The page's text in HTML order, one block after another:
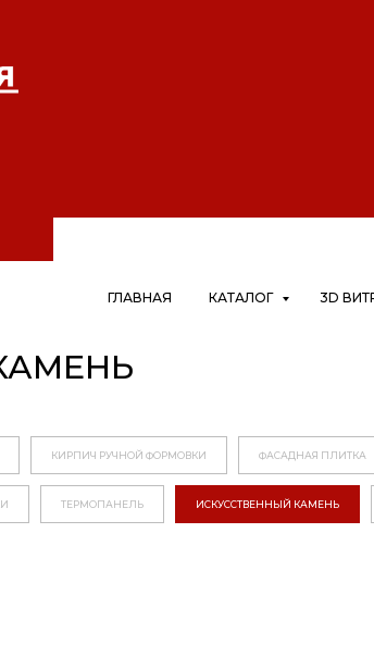
ГЛАВНАЯ КАТАЛОГ 3D
КИРПИЧ РУЧНОЙ ФОРМОВКИ ФАСАДНАЯ ПЛИТКА
ТЕРМОПАНЕЛЬ ИСКУССТВЕННЫЙ КАМЕНЬ